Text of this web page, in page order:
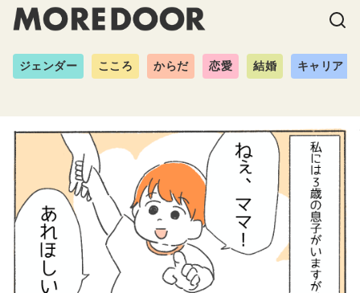
ジェンダー こころ からだ 恋愛 結婚 キャリア